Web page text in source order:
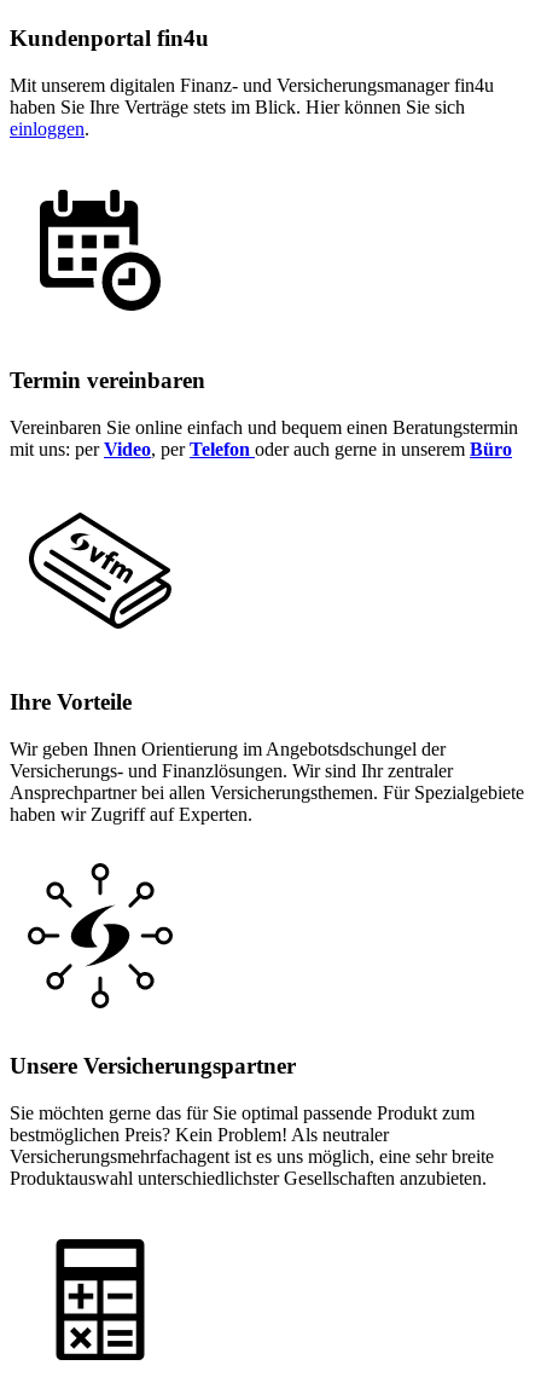
Kundenportal fin4u
Mit unserem digitalen Finanz- und Versicherungsmanager fin4u
haben Sie Ihre Verträge stets im Blick. Hier können Sie sich
einloggen.
Termin vereinbaren
Vereinbaren Sie online einfach und bequem einen Beratungstermin
mit uns: perVideo, perTelefon oder auch gerne in unserem Büro
Ihre Vorteile
Wir geben Ihnen Orientierung im Angebotsdschungel der
Versicherungs- und Finanzlösungen. Wir sind Ihr zentraler
Ansprechpartner bei allen Versicherungsthemen. Für Spezialgebiete
haben wir Zugriff auf Experten.
Unsere Versicherungspartner
Sie möchten gerne das für Sie optimal passende Produkt zum
bestmöglichen Preis? Kein Problem! Als neutraler
Versicherungsmehrfachagent ist es uns möglich, eine sehr breite
Produktauswahl unterschiedlichster Gesellschaften anzubieten.